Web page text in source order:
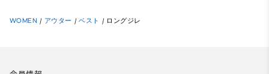
WOMEN / アウター / ベスト / ロングジレ